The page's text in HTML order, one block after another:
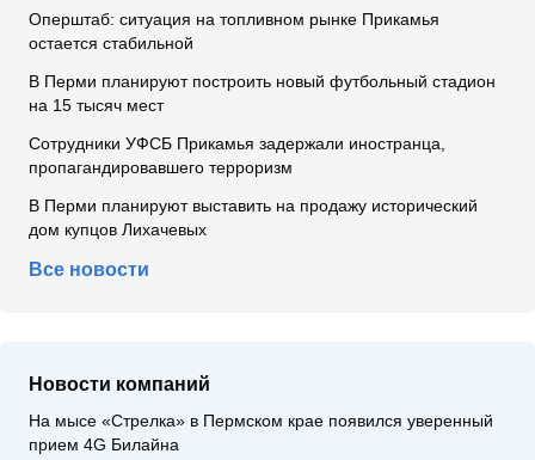
Оперштаб: ситуация на топливном рынке Прикамья
остается стабильной
В Перми планируют построить новый футбольный стадион
на 15 тысяч мест
Сотрудники УФСБ Прикамья задержали иностранца,
пропагандировавшего терроризм
В Перми планируют выставить на продажу исторический
дом купцов Лихачевых
Все новости
Новости компаний
На мысе «Стрелка» в Пермском крае появился уверенный
прием 4G Билайна